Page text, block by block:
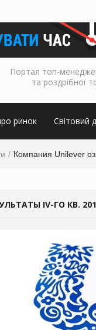
Портал топ-
та роздрібної
ринок Світовий
Компания Unilever
IV-ГО КВ.